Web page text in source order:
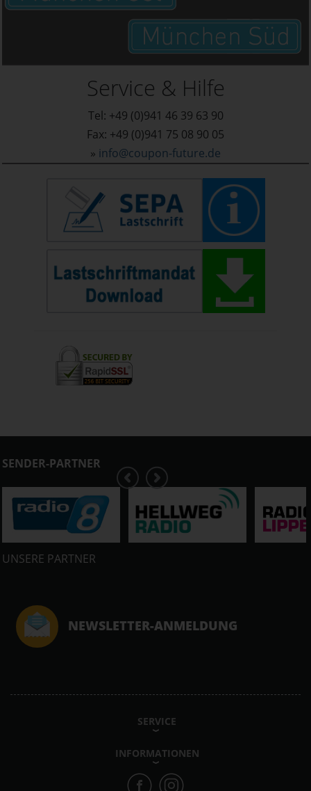
Service & Hilfe
Tel: +49 (0)941 46 39 63 90
Fax: +49 (0)941 75 08 90 05
» info@coupon-future.de
SENDER-PARTNER
UNSERE PARTNER
NEWSLETTER-ANMELDUNG
SERVICE
INFORMATIONEN